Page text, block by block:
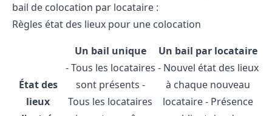
bail de colocation par locataire :
Règles état des lieux pour une colocation
Un bail unique
Un bail par locataire
État des
lieux
- Tous les locataires
sont présents -
Tous les locataires
- Nouvel état des lieux
à chaque nouveau
locataire - Présence